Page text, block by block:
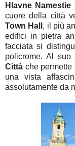
Hlavne Namestie
cuore della città
Town Hall , il più
edifici in pietra
facciata si
policrome. Al
Città che permette
una vista
assolutamente da